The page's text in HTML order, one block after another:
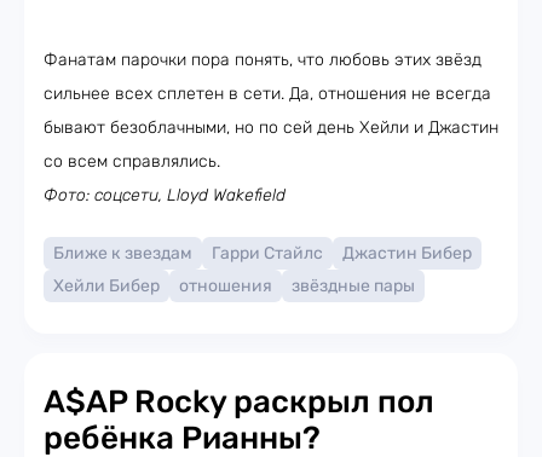
Фанатам парочки пора понять, что любовь этих звёзд
сильнее всех сплетен в сети. Да, отношения не всегда
бывают безоблачными, но по сей день Хейли и Джастин
со всем справлялись.
Фото: соцсети, Lloyd Wakefield
Ближе к звездам Гарри Стайлс
Джастин Бибер
Хейли Бибер
отношения звёздные пары
A$AP Rocky раскрыл пол
ребёнка Рианны?